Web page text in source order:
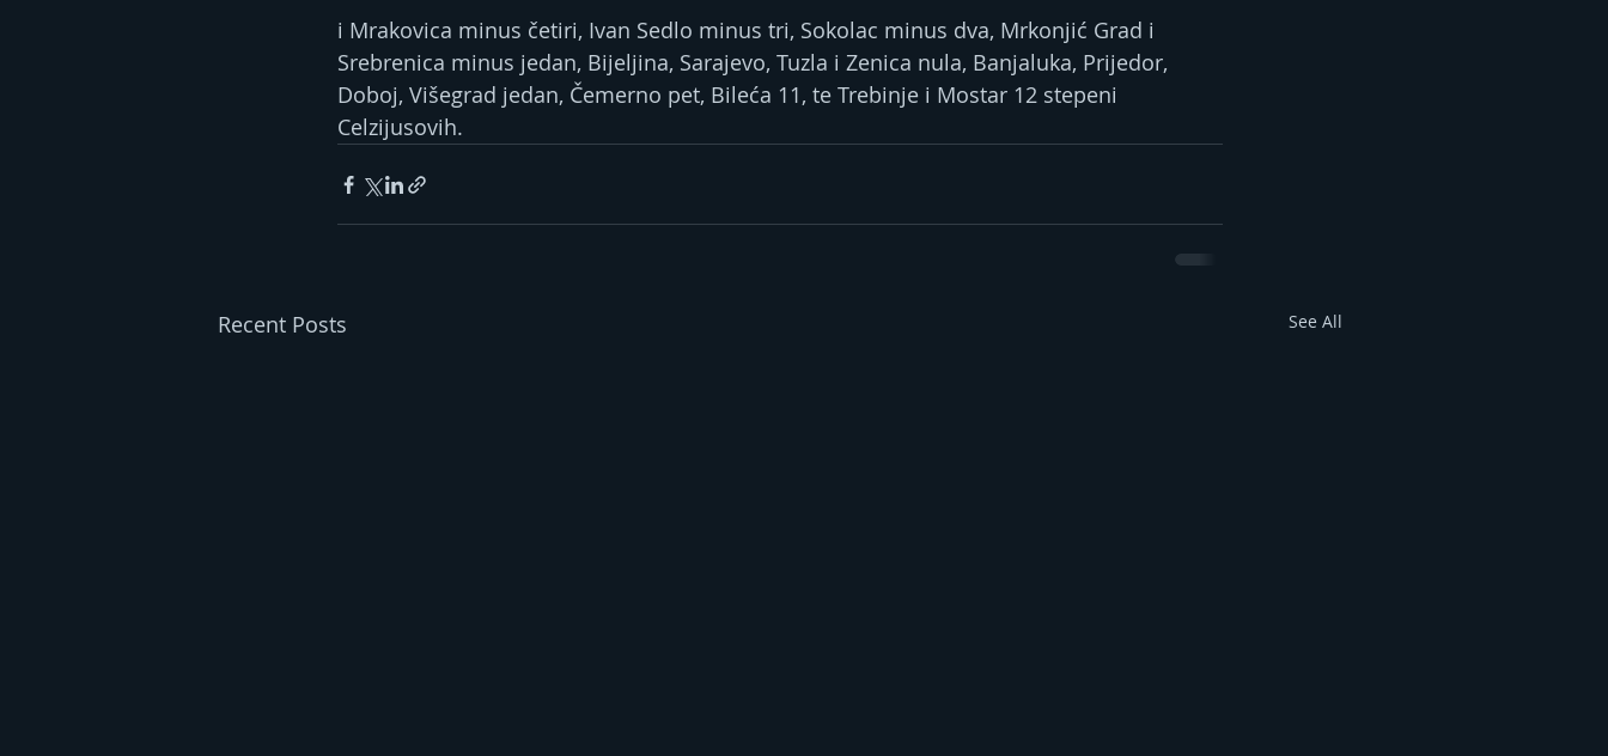
i Mrakovica minus četiri, Ivan Sedlo minus tri, Sokolac minus dva, Mrkonjić Grad i
Srebrenica minus jedan, Bijeljina, Sarajevo, Tuzla i Zenica nula, Banjaluka, Prijedor,
Doboj, Višegrad jedan, Čemerno pet, Bileća 11, te Trebinje i Mostar 12 stepeni
Celzijusovih.
Recent Posts See All